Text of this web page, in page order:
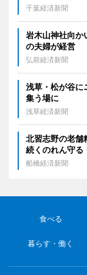
千葉経済新聞
岩木山神社向
の夫婦が経営
弘前経済新聞
浅草・松が谷
集う場に
浅草経済新聞
北習志野の老
続くのれん守る
船橋経済新聞
食べる
暮らす・働く